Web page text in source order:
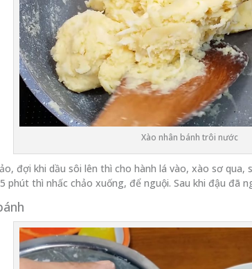
Xào nhân bánh trôi nước
đợi khi dầu sôi lên thì cho hành lá vào, xào sơ
phút thì nhấc chảo xuống, để nguội. Sau khi đậu đã